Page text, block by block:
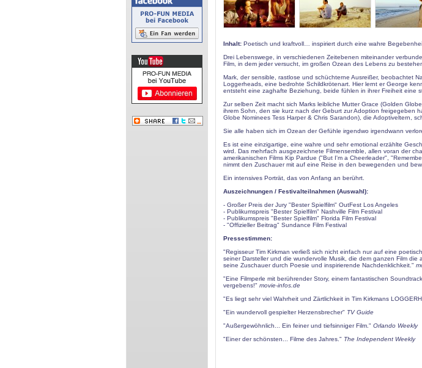
Inhalt: Poetisch und kraftvoll… inspiriert durch eine wahre
Drei Lebenswege, in verschiedenen Zeitebenen miteinander
Film, in dem jeder versucht, im großen Ozean des Lebens zu
Mark, der sensible, rastlose und schüchterne Ausreißer, beobachtet
Loggerheads, eine bedrohte Schildkrötenart. Hier lernt er George
entsteht eine zaghafte Beziehung, beide fühlen in ihrer Freiheit eine
Zur selben Zeit macht sich Marks leibliche Mutter Grace (Golden
ihrem Sohn, den sie kurz nach der Geburt zur Adoption freigegeben
Globe Nominees Tess Harper & Chris Sarandon), die Adoptiveltern,
Sie alle haben sich im Ozean der Gefühle irgendwo irgendwann
Es ist eine einzigartige, eine wahre und sehr emotional erzählte
wird. Das mehrfach ausgezeichnete Filmensemble, allen voran der
amerikanischen Films Kip Pardue ("But I'm a Cheerleader",
nimmt den Zuschauer mit auf eine Reise in den bewegenden und
Ein intensives Porträt, das von Anfang an berührt.
Auszeichnungen / Festivalteilnahmen (Auswahl):
- Großer Preis der Jury "Bester Spielfilm" OutFest Los Angeles
- Publikumspreis "Bester Spielfilm" Nashville Film Festival
- Publikumspreis "Bester Spielfilm" Florida Film Festival
- "Offizieller Beitrag" Sundance Film Festival
Pressestimmen:
"Regisseur Tim Kirkman verließ sich nicht einfach nur auf eine
seiner Darsteller und die wundervolle Musik, die dem ganzen Film
seine Zuschauer durch Poesie und inspirierende Nachdenklichkeit."
"Eine Filmperle mit berührender Story, einem fantastischen
vergebens!" movie-infos.de
"Es liegt sehr viel Wahrheit und Zärtlichkeit in Tim Kirkmans
"Ein wundervoll gespielter Herzensbrecher" TV Guide
"Außergewöhnlich... Ein feiner und tiefsinniger Film." Orlando Weekly
"Einer der schönsten... Filme des Jahres." The Independent Weekly